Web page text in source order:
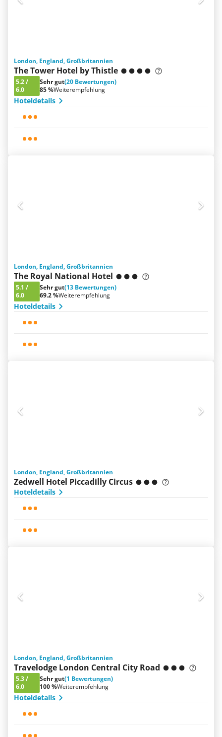
London, England, Großbritannien
The Tower Hotel by Thistle
5.2/
6.0
Sehr gut(20 Bewertungen)
85 %Weiterempfehlung
Hoteldetails
London, England, Großbritannien
The Royal National Hotel
5.1 /
6.0
Sehr gut(13 Bewertungen)
69.2 %Weiterempfehlung
Hoteldetails
London, England, Großbritannien
Zedwell Hotel Piccadilly Circus
Hoteldetails
London, England, Großbritannien
Travelodge London Central City Road
5.3/
6.0
Sehr gut(1 Bewertungen)
100 %Weiterempfehlung
Hoteldetails